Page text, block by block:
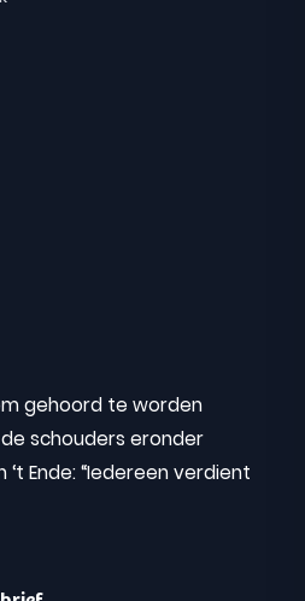
gehoord te worden
schouders eronder
Ende: “Iedereen verdient